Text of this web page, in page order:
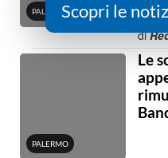
PALERMO
di
PALERMO
Le
Scopri le